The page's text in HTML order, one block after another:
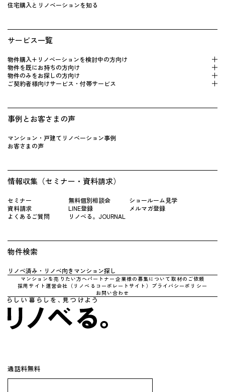
通話料無料
住宅購入とリノベーションを知る
サービス一覧
物件購入+リノベーションを検 討中の方向け
物件を既にお持 ちの方向け
物件のみをお探しの方向け
ご契約者様向けサービス・付帯サービス
事例とお客さまの声
マンション・戸建てリノベーション事例
お客さまの声
情報収集（セミナー・資料請求）
セミナー 無料個別相談会
ショールーム見学
資料請求
LINE登録
メルマガ登録
よくあるご質問
リノベる。JOURNAL
物件検索
リノベ済み・リノベ向きマンション探し
マンションを売りたい方へパートナー企業様の募集について 取材のご依頼
採用サイト運営会社（リノべるコーポレートサイト） プライバシーポリシー
お問い合わせ